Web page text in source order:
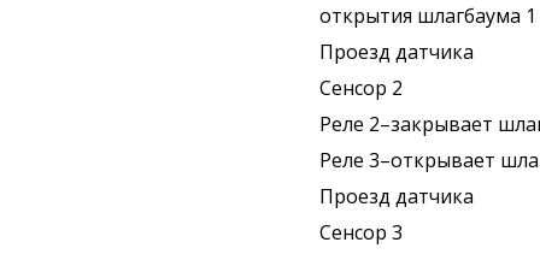
открытия шлагбаума 1
Проезд датчика
Сенсор 2
Реле 2–закрывает
Реле 3–открывает
Проезд датчика
Сенсор 3